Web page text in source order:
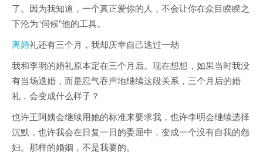
了。因为我知道，一个真正爱你的人，不会让你在众目睽睽之
下沦为“伺候”他的工具。
离婚礼还有三个月，我却庆幸自己逃过一劫
我和李明的婚礼原本定在三个月后。现在想想，如果当时我没
有当场退婚，而是忍气吞声地继续这段关系，三个月后的婚
礼，会变成什么样子？
也许王阿姨会继续用她的标准来要求我，也许李明会继续选择
沉默，也许我会在日复一日的委屈中，变成一个没有自我的怨
妇。那样的婚姻，不是我要的。